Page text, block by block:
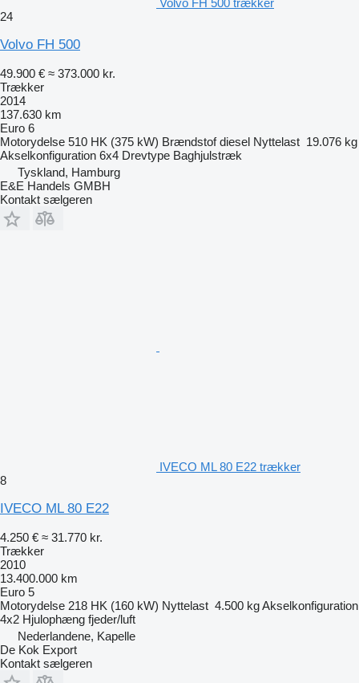
Volvo FH 500 trækker
24
Volvo FH 500
49.900 € ≈ 373.000 kr.
Trækker
2014
137.630 km
Euro 6
Motorydelse 510 HK (375 kW) Brændstof diesel Nyttelast 19.076 kg
Akselkonfiguration 6x4 Drevtype Baghjulstræk
Tyskland, Hamburg
E&E Handels GMBH
Kontakt sælgeren
IVECO ML 80 E22 trækker
8
IVECO ML 80 E22
4.250 € ≈ 31.770 kr.
Trækker
2010
13.400.000 km
Euro 5
Motorydelse 218 HK (160 kW) Nyttelast 4.500 kgAkselkonfiguration
4x2 Hjulophæng fjeder/luft
Nederlandene, Kapelle
De Kok Export
Kontakt sælgeren